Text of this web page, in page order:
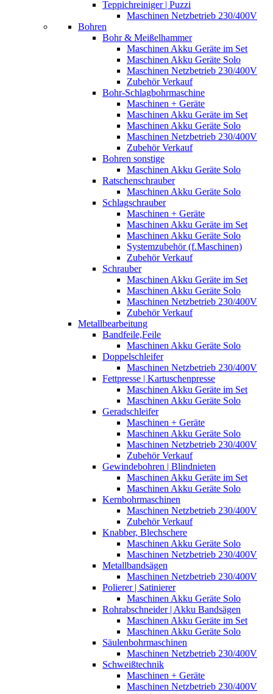
Teppichreiniger | Puzzi
Maschinen Netzbetrieb 230/400V
Bohren
Bohr & Meißelhammer
Maschinen Akku Geräte im Set
Maschinen Akku Geräte Solo
Maschinen Netzbetrieb 230/400V
Zubehör Verkauf
Bohr-Schlagbohrmaschine
Maschinen + Geräte
Maschinen Akku Geräte im Set
Maschinen Akku Geräte Solo
Maschinen Netzbetrieb 230/400V
Zubehör Verkauf
Bohren sonstige
Maschinen Akku Geräte Solo
Ratschenschrauber
Maschinen Akku Geräte Solo
Schlagschrauber
Maschinen + Geräte
Maschinen Akku Geräte im Set
Maschinen Akku Geräte Solo
Systemzubehör (f.Maschinen)
Zubehör Verkauf
Schrauber
Maschinen Akku Geräte im Set
Maschinen Akku Geräte Solo
Maschinen Netzbetrieb 230/400V
Zubehör Verkauf
Metallbearbeitung
Bandfeile,Feile
Maschinen Akku Geräte Solo
Doppelschleifer
Maschinen Netzbetrieb 230/400V
Fettpresse | Kartuschenpresse
Maschinen Akku Geräte im Set
Maschinen Akku Geräte Solo
Geradschleifer
Maschinen + Geräte
Maschinen Akku Geräte Solo
Maschinen Netzbetrieb 230/400V
Zubehör Verkauf
Gewindebohren | Blindnieten
Maschinen Akku Geräte im Set
Maschinen Akku Geräte Solo
Kernbohrmaschinen
Maschinen Netzbetrieb 230/400V
Zubehör Verkauf
Knabber, Blechschere
Maschinen Akku Geräte Solo
Maschinen Netzbetrieb 230/400V
Metallbandsägen
Maschinen Netzbetrieb 230/400V
Polierer | Satinierer
Maschinen Akku Geräte Solo
Rohrabschneider | Akku Bandsägen
Maschinen Akku Geräte im Set
Maschinen Akku Geräte Solo
Säulenbohrmaschinen
Maschinen Netzbetrieb 230/400V
Schweißtechnik
Maschinen + Geräte
Maschinen Netzbetrieb 230/400V